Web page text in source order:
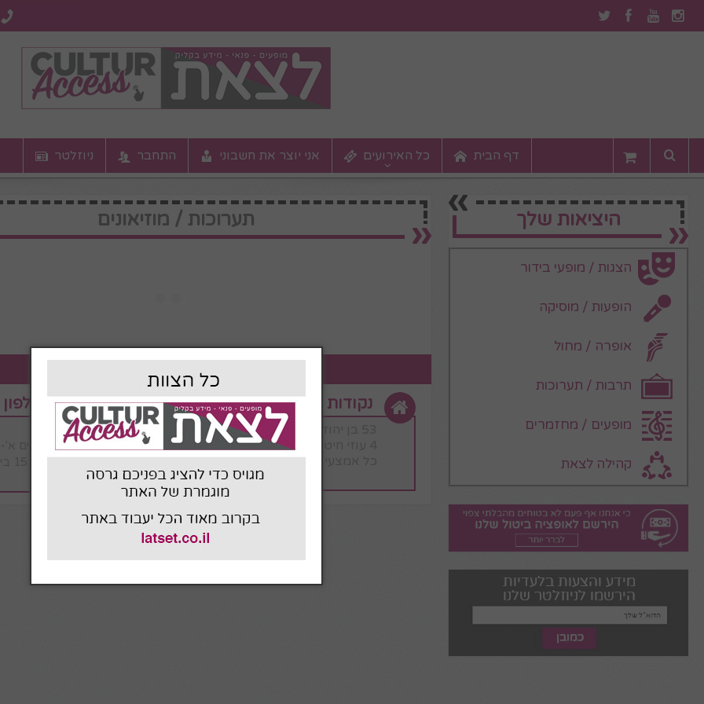
ניוזלטר התחבר אני יוצר את חשבוני כל האירועים דף הבית
תערוכות / מוזיאונים
לצאת משרד כרטיסים: תמיד לרשותך
באמצעות הטלפון
03-915-56-32
נקודות מכירה
כל אמצעי התשלום.
היציאות שלך
הצגות / מופעי בידור
הופעות / מוסיקה
אופרה / מחול
תרבות / תערוכות
מופעים / מחזמרים
קהילה לצאת